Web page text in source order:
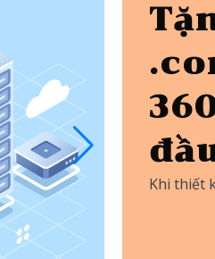
Tên miền
tên
Bảo vệ
Ngắn gọn,
Khi thiết